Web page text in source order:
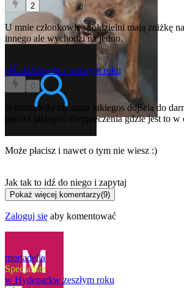
2
U mnie członkowie spółdzielni mają zniżkę
innego ale wychodzi na jedno.
cebulaZrosoluw zeszłym roku
0
@mortadella
nie masz jakiegos dojścia do
płacisz jakiegoś ubezpieczenia gdzie jest to
Może płacisz i nawet o tym nie wiesz :)
Jak tak to idź do niego i zapytaj
Pokaż więcej komentarzy(9)
Zaloguj się aby komentować
mortadella
Specjalista
w Hydeparkw zeszłym roku